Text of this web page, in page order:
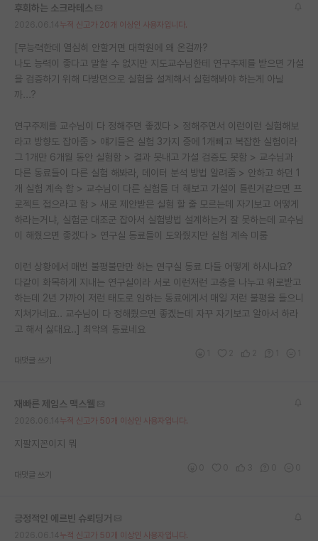
후회하는 소크라테스
누적 신고가 20개 이상인 사용자입니다.
[무능력한데 열심히 안할거면 대학원에 왜 온걸까?
나도 능력이 좋다고 말할 수 없지만 지도교수님한테 연구주제를 받으면 가설
을 검증하기 위해 다방면으로 실험을 설계해서 실험해봐야 하는게 아닐
까...?
연구주제를 교수님이 다 정해주면 좋겠다 > 정해주면서 이런이런 실험해보
라고 방향도 잡아줌 > 얘기들은 실험 3가지 중에 1개빼고 복잡한 실험이라
그 1개만 6개월 동안 실험함 > 결과 못내고 가설 검증도 못함 > 교수님과
다른 동료들이 다른 실험 해봐라, 데이터 분석 방법 알려줌 > 안하고 하던 1
개 실험 계속 함 > 교수님이 다른 실험들 더 해보고 가설이 틀린거같으면 프
로젝트 접으라고 함 > 새로 제안받은 실험 할 줄 모르는데 자기보고 어떻게
하라는거냐, 실험군 대조군 잡아서 실험방법 설계하는거 잘 못하는데 교수님
이 해줬으면 좋겠다 > 연구실 동료들이 도와줬지만 실험 계속 미룸
이런 상황에서 매번 불평불만만 하는 연구실 동료 다들 어떻게 하시나요?
다같이 화목하게 지내는 연구실이라 서로 이런저런 고충을 나누고 위로받고
하는데 2년 가까이 저런 태도로 임하는 동료에게서 매일 저런 불평을 들으니
지쳐가네요.. 교수님이 다 정해줬으면 좋겠는데 자꾸 자기보고 알아서 하라
고 해서 싫대요..] 최악의 동료네요
대댓글 쓰기
재빠른 제임스 맥스웰
누적 신고가 50개 이상인 사용자입니다.
지팔지꼰이지 뭐
대댓글 쓰기
긍정적인 에르빈 슈뢰딩거
누적 신고가 50개 이상인 사용자입니다.